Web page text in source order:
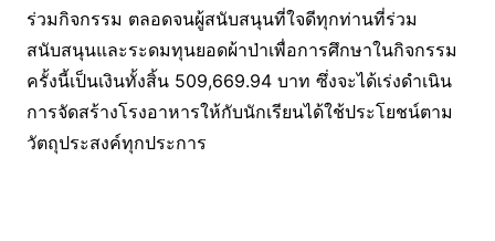
ร่วมกิจกรรม ตลอดจนผู้สนับสนุนที่ใจดีทุกท่านที่ร่วม
สนับสนุนและระดมทุนยอดผ้าป่าเพื่อการศึกษาในกิจกรรม
ครั้งนี้เป็นเงินทั้งสิ้น 509,669.94 บาท ซึ่งจะได้เร่งดำเนิน
การจัดสร้างโรงอาหารให้กับนักเรียนได้ใช้ประโยชน์ตาม
วัตถุประสงค์ทุกประการ